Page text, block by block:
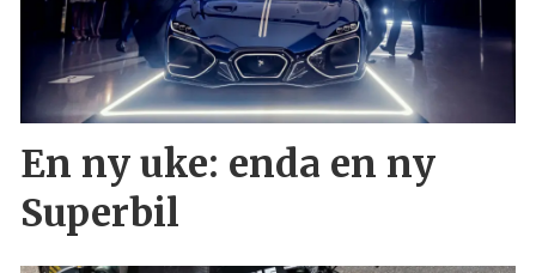
En ny uke: enda en ny
Superbil